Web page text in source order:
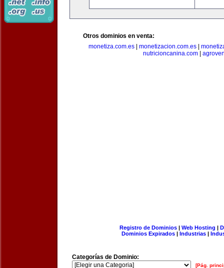
Otros dominios en venta:
monetiza.com.es| monetizacion.com.es|
nutricioncanina.com
Registro de Dominios| Web Hosting |
Dominios Expirados | Industrias |
Categorías de Dominio:
[Pág.